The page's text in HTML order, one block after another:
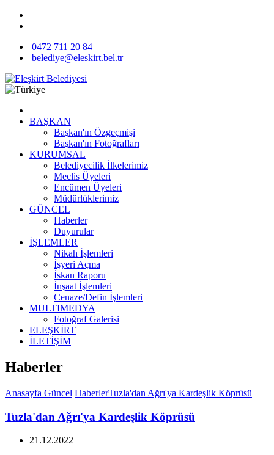
0472 711 20 84
belediye@eleskirt.bel.tr
BAŞKAN
Başkan'ın Özgeçmişi
Başkan'ın Fotoğrafları
KURUMSAL
Belediyecilik İlkelerimiz
Meclis Üyeleri
Encümen Üyeleri
Müdürlüklerimiz
GÜNCEL
Haberler
Duyurular
İŞLEMLER
Nikah İşlemleri
İşyeri Açma
İskan Raporu
İnşaat İşlemleri
Cenaze/Defin İşlemleri
MULTIMEDYA
Fotoğraf Galerisi
ELEŞKİRT
İLETİŞİM
Haberler
Anasayfa Güncel HaberlerTuzla'dan Ağrı'ya Kardeşlik Köprüsü
Tuzla'dan Ağrı'ya Kardeşlik Köprüsü
21.12.2022